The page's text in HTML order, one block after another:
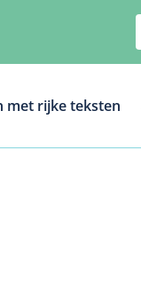
met rijke teksten